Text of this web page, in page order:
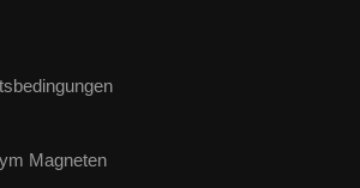
Magneten